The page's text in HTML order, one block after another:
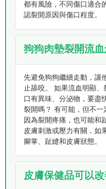
都有風險，不同傷口適合
認裂開原因與傷口程度。
狗狗肉墊裂開流血
先避免狗狗繼續走動，讓
止舔咬。 如果流血明顯
口有異味、分泌物，要盡
裂開嗎？ 有可能，但不
因為裂開疼痛，也可能和
皮膚刺激或壓力有關，如
腳掌、趾縫和皮膚狀態。
皮膚保健品可以